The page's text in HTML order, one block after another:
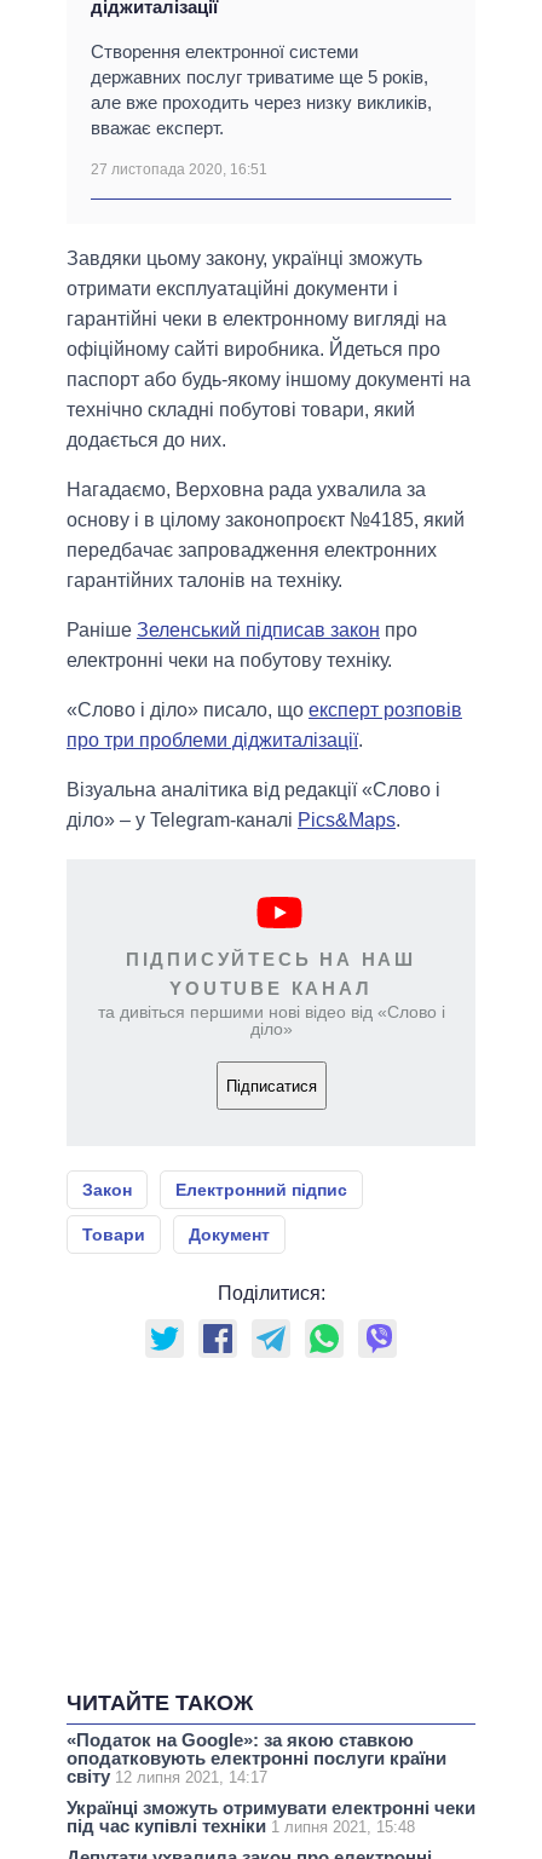
діджиталізації
Створення електронної системи
державних послуг триватиме ще 5 років,
але вже проходить через низку викликів,
вважає експерт.
27 листопада 2020, 16:51
Завдяки цьому закону, українці зможуть
отримати експлуатаційні документи і
гарантійні чеки в електронному вигляді на
офіційному сайті виробника. Йдеться про
паспорт або будь-якому іншому документі на
технічно складні побутові товари, який
додається до них.
Нагадаємо, Верховна рада ухвалила за
основу і в цілому законопроєкт №4185, який
передбачає запровадження електронних
гарантійних талонів на техніку.
Раніше Зеленський підписав закон про
електронні чеки на побутову техніку.
«Слово і діло» писало, що експерт розповів
про три проблеми діджиталізації.
Візуальна аналітика від редакції «Слово і
діло» – у Telegram-каналі Pics&Maps.
ПІДПИСУЙТЕСЬ НА НАШ
YOUTUBE КАНАЛ
та дивіться першими нові відео від «Слово і
діло»
Підписатися
Закон Електронний підпис
Товари Документ
Поділитися:
ЧИТАЙТЕ ТАКОЖ
«Податок на Google»: за якою ставкою
оподатковують електронні послуги країни
світу 12 липня 2021, 14:17
Українці зможуть отримувати електронні чеки
під час купівлі техніки 1 липня 2021, 15:48